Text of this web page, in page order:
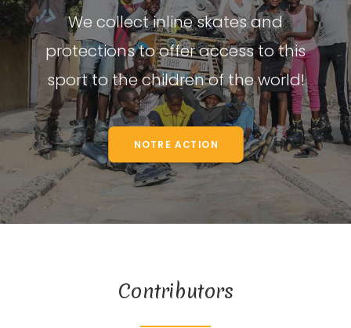
We collect inline skates and
protections to offer access to this
sport to the children of the world!
NOTRE ACTION
Contributors